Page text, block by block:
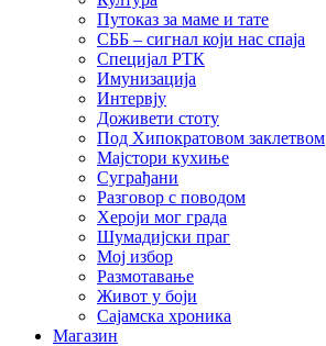
Путоказ за маме и тате
СББ – сигнал који нас спаја
Специјал РТК
Имунизација
Интервју
Доживети стоту
Под Хипократовом заклетвом
Мајстори кухиње
Суграђани
Разговор с поводом
Хероји мог града
Шумадијски праг
Мој избор
Размотавање
Живот у боји
Сајамска хроника
Магазин